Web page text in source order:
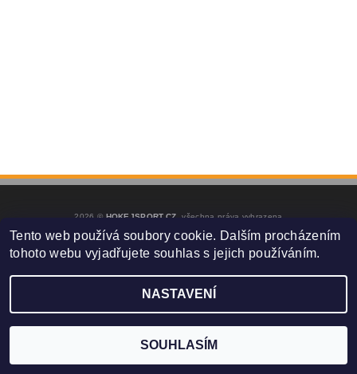
2026 © HOKEJSPORT.CZ , všechna práva vyhrazena
Vytvořil Shoptet
Tento web používá soubory cookie. Dalším procházením
tohoto webu vyjadřujete souhlas s jejich používáním.
NASTAVENÍ
SOUHLASÍM